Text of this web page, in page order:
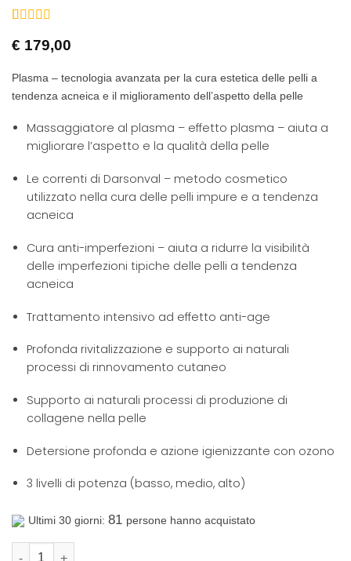
5.00su 5 su
recensioni
€ 179,00
Plasma – tecnologia avanzata per la cura estetica delle pelli a
tendenza acneica e il miglioramento dell’aspetto della pelle
Massaggiatore al plasma – effetto plasma – aiuta a
migliorare l’aspetto e la qualità della pelle
Le correnti di Darsonval – metodo cosmetico
utilizzato nella cura delle pelli impure e a tendenza
acneica
Cura anti-imperfezioni – aiuta a ridurre la visibilità
delle imperfezioni tipiche delle pelli a tendenza
acneica
Trattamento intensivo ad effetto anti-age
Profonda rivitalizzazione e supporto ai naturali
processi di rinnovamento cutaneo
Supporto ai naturali processi di produzione di
collagene nella pelle
Detersione profonda e azione igienizzante con ozono
3 livelli di potenza (basso, medio, alto)
Ultimi 30 giorni: 81 persone hanno acquistato
B-Plasma Blush – Dispositivo di bellezza viso anti-age con